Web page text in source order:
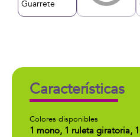
Características
Colores disponibles
1 mono, 1 ruleta giratoria,